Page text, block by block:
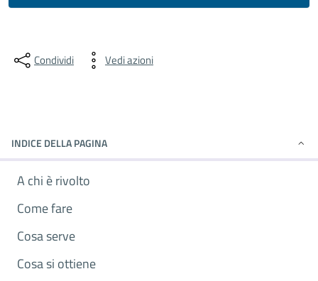
Condividi Vedi azioni
INDICE DELLA PAGINA
A chi è rivolto
Come fare
Cosa serve
Cosa si ottiene